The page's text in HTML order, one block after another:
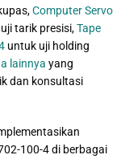
Computer Servo
tarik presisi,Tape
untuk uji holding
lainnya yang
dan konsultasi
100-4 di berbagai